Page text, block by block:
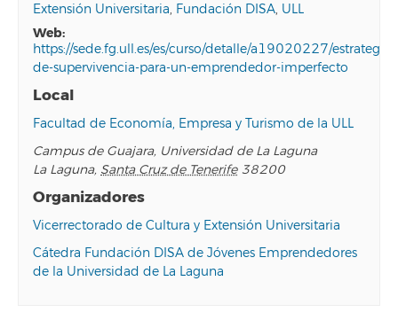
Extensión Universitaria, Fundación DISA, ULL
web:
https://sede.fg.ull.es/es/curso/detalle/a19020227/
de-supervivencia-para-un-emprendedor-imperfecto
Local
Facultad de Economía, Empresa y Turismo de la ULL
Campus de Guajara, Universidad de La Laguna
La Laguna, Santa Cruz de Tenerife 38200
Organizadores
Vicerrectorado de Cultura y Extensión Universitaria
Cátedra Fundación DISA de Jóvenes Emprendedores
de la Universidad de La Laguna